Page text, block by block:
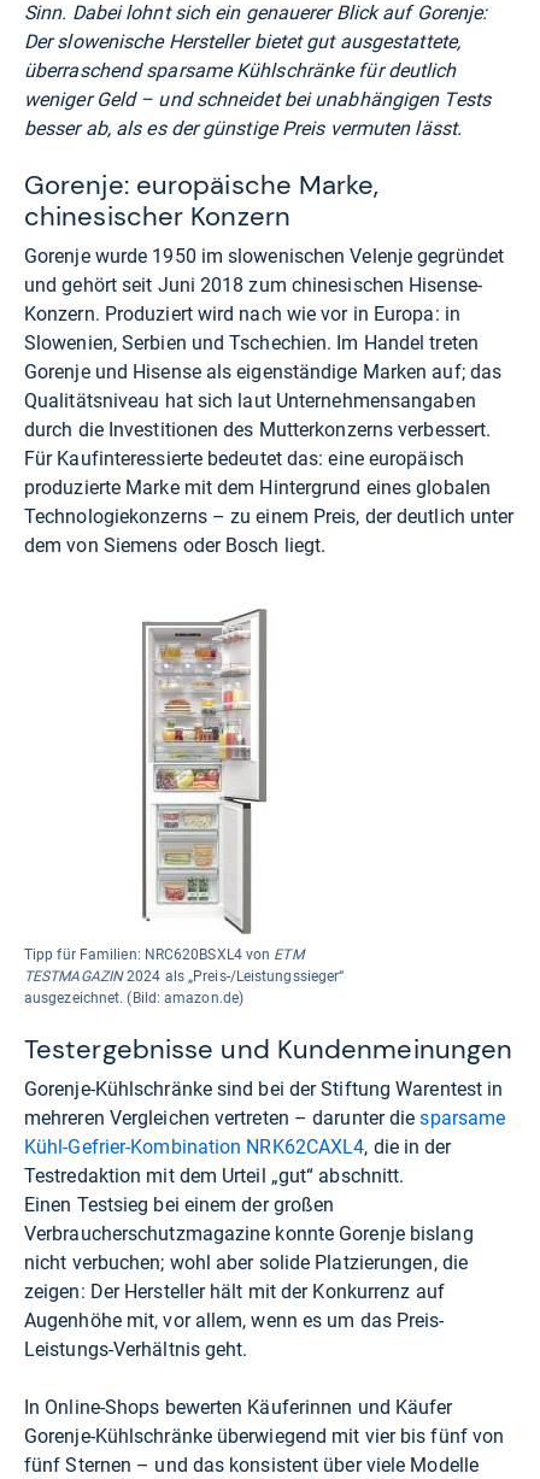
Sinn. Dabei lohnt sich ein genauerer Blick auf Gorenje:
Der slowenische Hersteller bietet gut ausgestattete,
überraschend sparsame Kühlschränke für deutlich
weniger Geld – und schneidet bei unabhängigen Tests
besser ab, als es der günstige Preis vermuten lässt.
Gorenje: europäische Marke,
chinesischer Konzern
Gorenje wurde 1950 im slowenischen Velenje gegründet
und gehört seit Juni 2018 zum chinesischen Hisense-
Konzern. Produziert wird nach wie vor in Europa: in
Slowenien, Serbien und Tschechien. Im Handel treten
Gorenje und Hisense als eigenständige Marken auf; das
Qualitätsniveau hat sich laut Unternehmensangaben
durch die Investitionen des Mutterkonzerns verbessert.
Für Kaufinteressierte bedeutet das: eine europäisch
produzierte Marke mit dem Hintergrund eines globalen
Technologiekonzerns – zu einem Preis, der deutlich unter
dem von Siemens oder Bosch liegt.
Tipp für Familien: NRC620BSXL4 von ETM
TESTMAGAZIN2024 als „Preis-/Leistungssieger“
ausgezeichnet. (Bild: amazon.de)
Testergebnisse und Kundenmeinungen
Gorenje-Kühlschränke sind bei der Stiftung Warentest in
mehreren Vergleichen vertreten – darunter diesparsame
Kühl-Gefrier-Kombination NRK62CAXL4, die in der
Testredaktion mit dem Urteil „gut“ abschnitt.
Einen Testsieg bei einem der großen
Verbraucherschutzmagazine konnte Gorenje bislang
nicht verbuchen; wohl aber solide Platzierungen, die
zeigen: Der Hersteller hält mit der Konkurrenz auf
Augenhöhe mit, vor allem, wenn es um das Preis-
Leistungs-Verhältnis geht.
In Online-Shops bewerten Käuferinnen und Käufer
Gorenje-Kühlschränke überwiegend mit vier bis fünf von
fünf Sternen – und das konsistent über viele Modelle